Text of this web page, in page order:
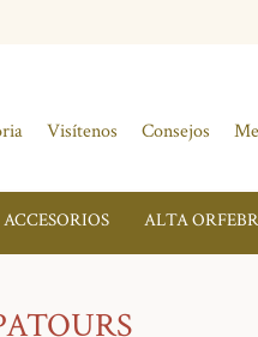
Visítenos Consejos
ACCESORIOS ALTA